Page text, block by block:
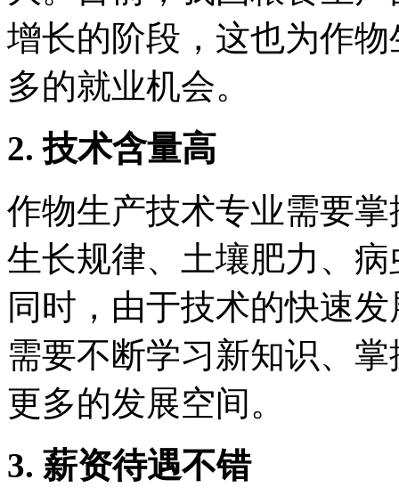
增长的阶段，这也为作
多的就业机会。
2. 技术含量高
作物生产技术专业需要
生长规律、土壤肥力、
同时，由于技术的快速
需要不断学习新知识、
更多的发展空间。
3. 薪资待遇不错